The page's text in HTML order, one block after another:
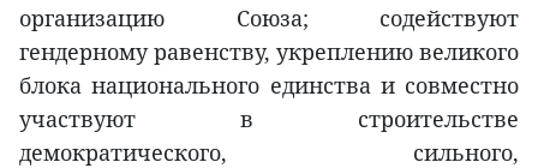
организацию Союза; содействуют
гендерному равенству, укреплению великого
блока национального единства и совместно
участвуют в строительстве
демократического, сильного,